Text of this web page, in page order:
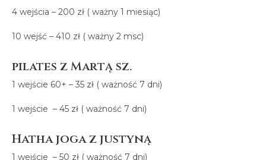
4 wejścia – 200 zł ( ważny 1 miesiąc)
10 wejść – 410 zł ( ważny 2 msc)
pilates z Martą sz.
1 wejście 60+ – 35 zł ( ważność 7 dni)
1 wejście – 45 zł ( ważność 7 dni)
Hatha joga z justyną
1 wejście – 50 zł ( ważność 7 dni)